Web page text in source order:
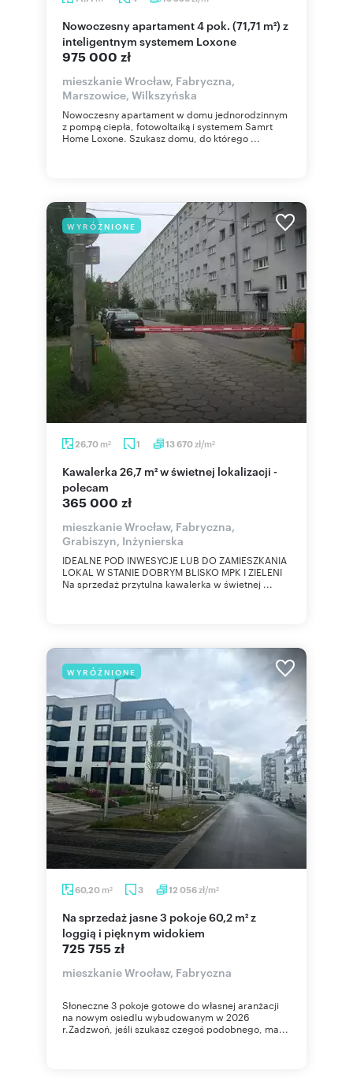
Nowoczesny apartament 4 pok. (71,71 m²) z
inteligentnym systemem Loxone
975 000 zł
mieszkanie Wrocław, Fabryczna,
Marszowice, Wilkszyńska
Nowoczesny apartament w domu jednorodzinnym
z pompą ciepła, fotowoltaiką i systemem Samrt
Home Loxone. Szukasz domu, do którego ...
WYRÓŻNIONE
26,70 m2 1 13 670zł/m2
Kawalerka 26,7 m² w świetnej lokalizacji -
polecam
365 000 zł
mieszkanie Wrocław, Fabryczna,
Grabiszyn, Inżynierska
IDEALNE POD INWESYCJE LUB DO ZAMIESZKANIA
LOKAL W STANIE DOBRYM BLISKO MPK I ZIELENI
Na sprzedaż przytulna kawalerka w świetnej ...
WYRÓŻNIONE
60,20 m2 3 12 056zł/m2
Na sprzedaż jasne 3 pokoje 60,2 m² z
loggią i pięknym widokiem
725 755 zł
mieszkanie Wrocław, Fabryczna
Słoneczne 3 pokoje gotowe do własnej aranżacji
na nowym osiedlu wybudowanym w 2026
r.Zadzwoń, jeśli szukasz czegoś podobnego, ma...